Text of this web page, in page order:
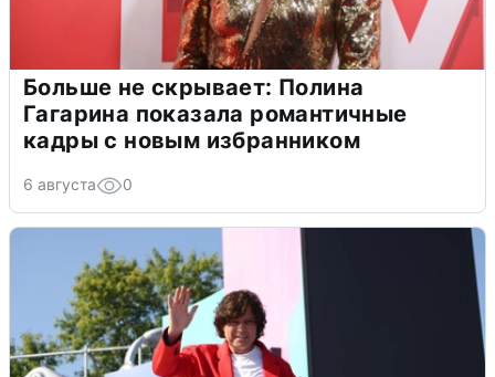
Больше не скрывает: Полина
Гагарина показала романтичные
кадры с новым избранником
6 августа 0